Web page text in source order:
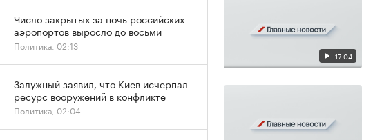
17:04
Число закрытых за ночь российских
аэропортов выросло до восьми
Политика, 02:13
Залужный заявил, что Киев исчерпал
ресурс вооружений в конфликте
Политика, 02:04